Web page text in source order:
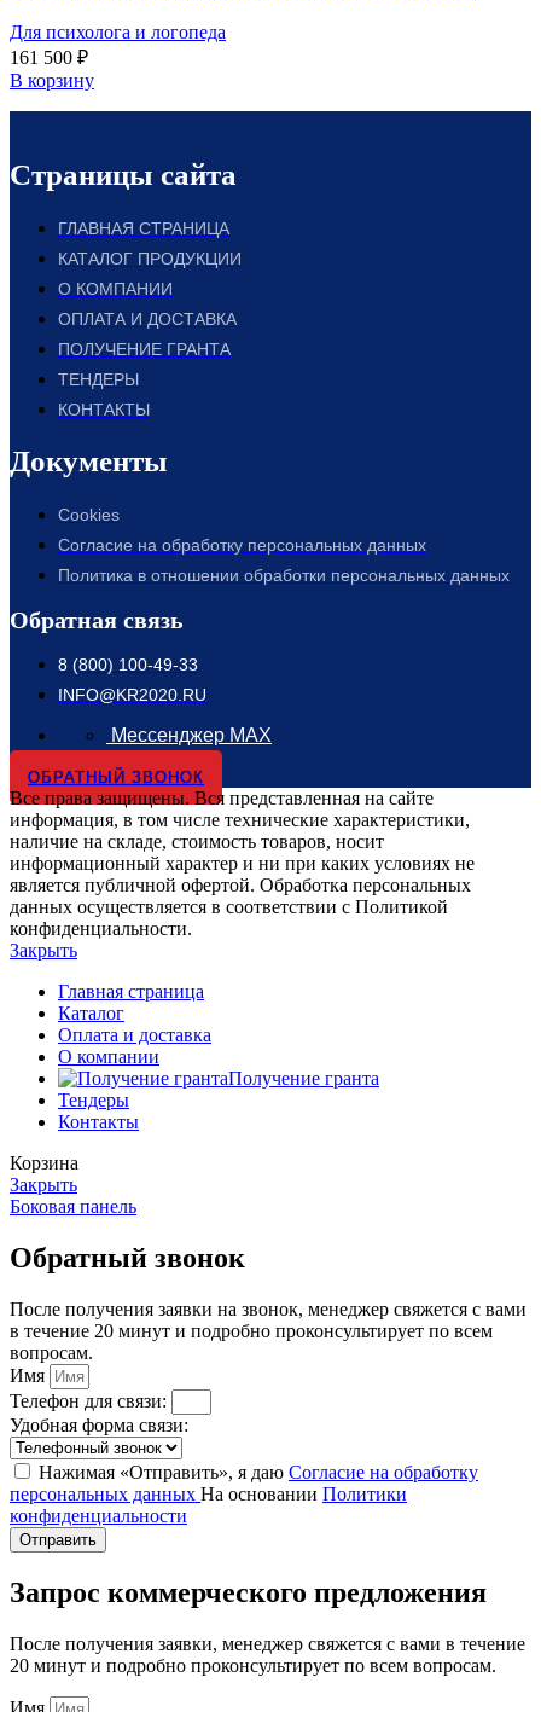
Для психолога и логопеда
161 500 ₽
В корзину
Страницы сайта
ГЛАВНАЯ СТРАНИЦА
КАТАЛОГ ПРОДУКЦИИ
О КОМПАНИИ
ОПЛАТА И ДОСТАВКА
ПОЛУЧЕНИЕ ГРАНТА
ТЕНДЕРЫ
КОНТАКТЫ
Документы
Cookies
Согласие на обработку персональных данных
Политика в отношении обработки персональных данных
Обратная связь
8 (800) 100-49-33
INFO@KR2020.RU
Мессенджер MAX
ОБРАТНЫЙ ЗВОНОК
Все права защищены. Вся представленная на сайте
информация, в том числе технические характеристики,
наличие на складе, стоимость товаров, носит
информационный характер и ни при каких условиях не
является публичной офертой. Обработка персональных
данных осуществляется в соответствии с Политикой
конфиденциальности.
Закрыть
Главная страница
Каталог
Оплата и доставка
О компании
Получение гранта
Тендеры
Контакты
Корзина
Закрыть
Боковая панель
Обратный звонок
После получения заявки на звонок, менеджер свяжется с вами
в течение 20 минут и подробно проконсультирует по всем
вопросам.
Имя
Телефон для связи:
Удобная форма связи:
Нажимая «Отправить», я даю Согласие на обработку
персональных данных На основании Политики
конфиденциальности
Отправить
Запрос коммерческого предложения
После получения заявки, менеджер свяжется с вами в течение
20 минут и подробно проконсультирует по всем вопросам.
Имя